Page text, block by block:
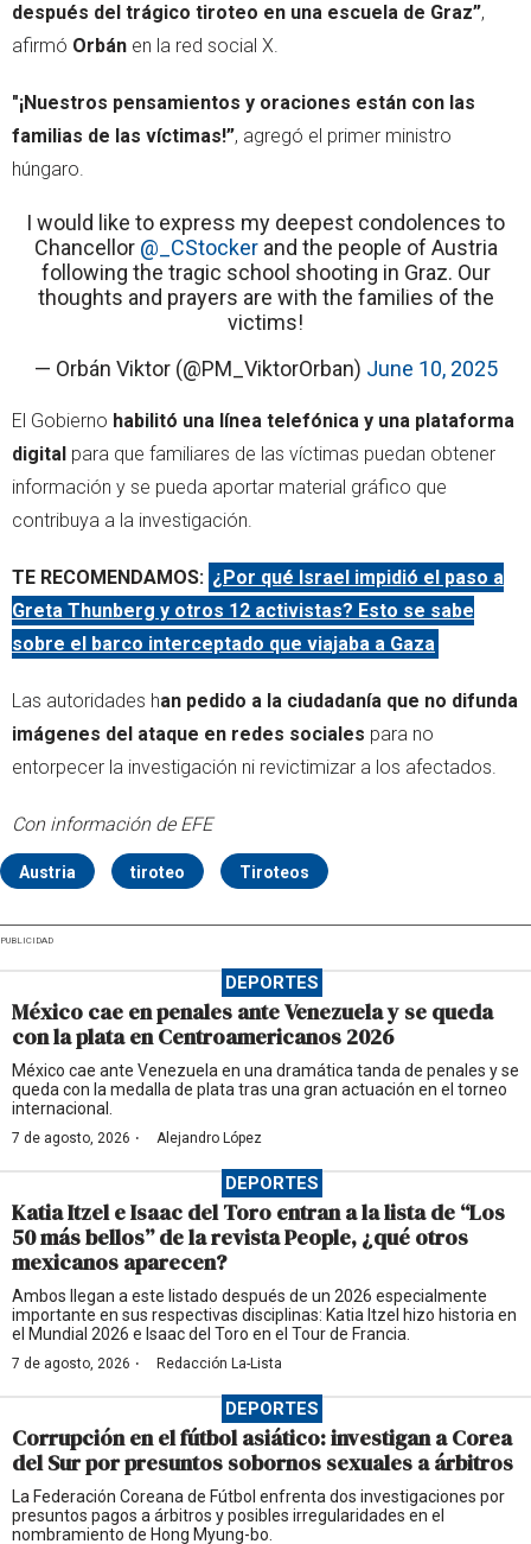
después del trágico tiroteo en una escuela de Graz”,
afirmó Orbán en la red social X.
"¡Nuestros pensamientos y oraciones están con las
familias de las víctimas!”, agregó el primer ministro
húngaro.
I would like to express my deepest condolences to
Chancellor @_CStockerand the people of Austria
following the tragic school shooting in Graz. Our
thoughts and prayers are with the families of the
victims!
— Orbán Viktor (@PM_ViktorOrban) June 10, 2025
El Gobierno habilitó una línea telefónica y una plataforma
digital para que familiares de las víctimas puedan obtener
información y se pueda aportar material gráfico que
contribuya a la investigación.
TE RECOMENDAMOS: ¿Por qué Israel impidió el paso a
Greta Thunberg y otros 12 activistas? Esto se sabe
sobre el barco interceptado que viajaba a Gaza
Las autoridades han pedido a la ciudadanía que no difunda
imágenes del ataque en redes sociales para no
entorpecer la investigación ni revictimizar a los afectados.
Con información de EFE
Austria tiroteo Tiroteos
PUBLICIDAD
DEPORTES
México cae en penales ante Venezuela y se queda
con la plata en Centroamericanos 2026
México cae ante Venezuela en una dramática tanda de penales y se
queda con la medalla de plata tras una gran actuación en el torneo
internacional.
7 de agosto, 2026 · Alejandro López
DEPORTES
Katia Itzel e Isaac del Toro entran a la lista de “Los
50 más bellos” de la revista People, ¿qué otros
mexicanos aparecen?
Ambos llegan a este listado después de un 2026 especialmente
importante en sus respectivas disciplinas: Katia Itzel hizo historia en
el Mundial 2026 e Isaac del Toro en el Tour de Francia.
7 de agosto, 2026 · Redacción La-Lista
DEPORTES
Corrupción en el fútbol asiático: investigan a Corea
del Sur por presuntos sobornos sexuales a árbitros
La Federación Coreana de Fútbol enfrenta dos investigaciones por
presuntos pagos a árbitros y posibles irregularidades en el
nombramiento de Hong Myung-bo.